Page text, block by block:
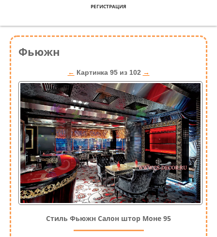
РЕГИСТРАЦИЯ
Фьюжн
← Картинка 95 из 102 →
Стиль Фьюжн Салон штор Моне 95